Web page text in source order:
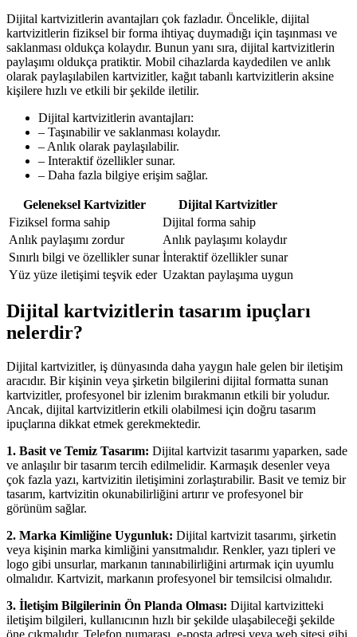
Dijital kartvizitlerin avantajları çok fazladır. Öncelikle, dijital
kartvizitlerin fiziksel bir forma ihtiyaç duymadığı için taşınması ve
saklanması oldukça kolaydır. Bunun yanı sıra, dijital kartvizitlerin
paylaşımı oldukça pratiktir. Mobil cihazlarda kaydedilen ve anlık
olarak paylaşılabilen kartvizitler, kağıt tabanlı kartvizitlerin aksine
kişilere hızlı ve etkili bir şekilde iletilir.
Dijital kartvizitlerin avantajları:
– Taşınabilir ve saklanması kolaydır.
– Anlık olarak paylaşılabilir.
– Interaktif özellikler sunar.
– Daha fazla bilgiye erişim sağlar.
Geleneksel Kartvizitler
Dijital Kartvizitler
Fiziksel forma sahip
Dijital forma sahip
Anlık paylaşımı zordur
Anlık paylaşımı kolaydır
Sınırlı bilgi ve özellikler sunar İnteraktif özellikler sunar
Yüz yüze iletişimi teşvik eder Uzaktan paylaşıma uygun
Dijital kartvizitlerin tasarım ipuçları
nelerdir?
Dijital kartvizitler, iş dünyasında daha yaygın hale gelen bir iletişim
aracıdır. Bir kişinin veya şirketin bilgilerini dijital formatta sunan
kartvizitler, profesyonel bir izlenim bırakmanın etkili bir yoludur.
Ancak, dijital kartvizitlerin etkili olabilmesi için doğru tasarım
ipuçlarına dikkat etmek gerekmektedir.
1. Basit ve Temiz Tasarım: Dijital kartvizit tasarımı yaparken, sade
ve anlaşılır bir tasarım tercih edilmelidir. Karmaşık desenler veya
çok fazla yazı, kartvizitin iletişimini zorlaştırabilir. Basit ve temiz bir
tasarım, kartvizitin okunabilirliğini artırır ve profesyonel bir
görünüm sağlar.
2. Marka Kimliğine Uygunluk: Dijital kartvizit tasarımı, şirketin
veya kişinin marka kimliğini yansıtmalıdır. Renkler, yazı tipleri ve
logo gibi unsurlar, markanın tanınabilirliğini artırmak için uyumlu
olmalıdır. Kartvizit, markanın profesyonel bir temsilcisi olmalıdır.
3. İletişim Bilgilerinin Ön Planda Olması: Dijital kartvizitteki
iletişim bilgileri, kullanıcının hızlı bir şekilde ulaşabileceği şekilde
öne çıkmalıdır. Telefon numarası, e-posta adresi veya web sitesi gibi